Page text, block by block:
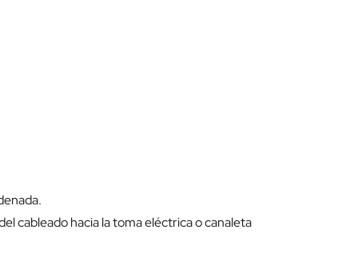
cableado hacia la toma eléctrica o canaleta